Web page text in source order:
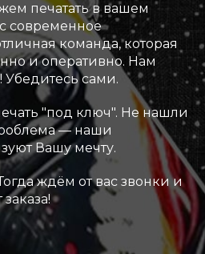
печатать в вашем
современное
команда, которая
и оперативно. Нам
Убедитесь сами.
"под ключ". Не нашли
— наши
Вашу мечту.
ждём от вас звонки и